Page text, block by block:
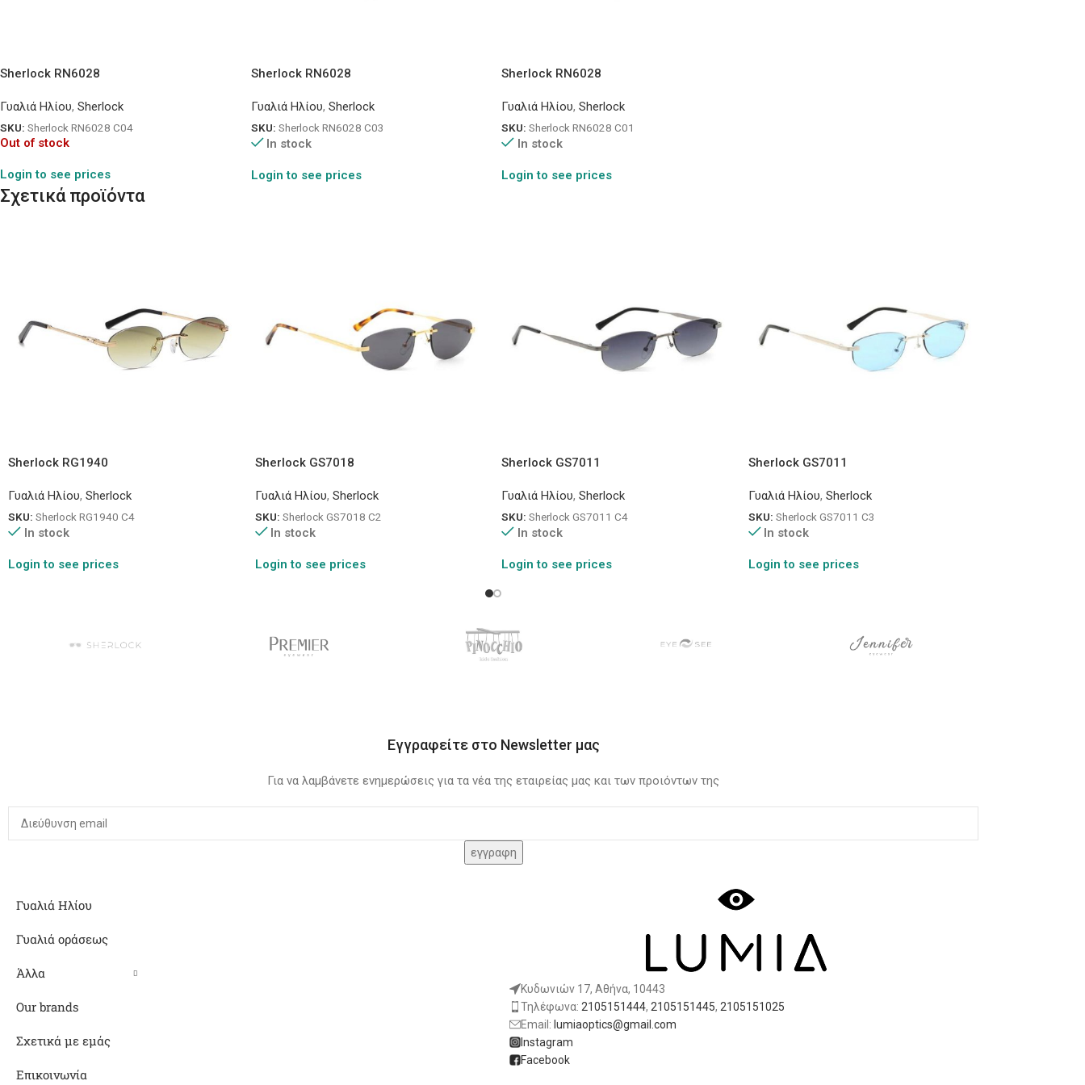
Sherlock RN6028
Γυαλιά Ηλίου, Sherlock
SKU: Sherlock RN6028 C04
Out of stock
Login to see prices
Sherlock RN6028
Γυαλιά Ηλίου, Sherlock
SKU: Sherlock RN6028 C03
In stock
Login to see prices
Sherlock RN6028
Γυαλιά Ηλίου, Sherlock
SKU: Sherlock RN6028 C01
In stock
Login to see prices
Σχετικά προϊόντα
Sherlock RG1940
Γυαλιά Ηλίου, Sherlock
SKU: Sherlock RG1940 C4
In stock
Login to see prices
Sherlock GS7018
Γυαλιά Ηλίου, Sherlock
SKU: Sherlock GS7018 C2
In stock
Login to see prices
Sherlock GS7011
Γυαλιά Ηλίου, Sherlock
SKU: Sherlock GS7011 C4
In stock
Login to see prices
Sherlock GS7011
Γυαλιά Ηλίου, Sherlock
SKU: Sherlock GS7011 C3
In stock
Login to see prices
Εγγραφείτε στο Newsletter μας
Για να λαμβάνετε ενημερώσεις για τα νέα της εταιρείας μας και των προιόντων της
Γυαλιά Ηλίου
Γυαλιά οράσεως
Άλλα
Our brands
Σχετικά με εμάς
Επικοινωνία
Κυδωνιών 17, Αθήνα, 10443
Τηλέφωνα: 2105151444, 2105151445, 2105151025
Email: lumiaoptics@gmail.com
Instagram
Facebook